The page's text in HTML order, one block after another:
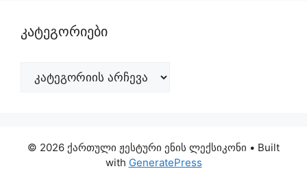
კატეგორიები
© 2026 ქართული ჟესტური ენის ლექსიკონი • Built
with GeneratePress